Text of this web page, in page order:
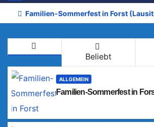
Familien-Sommerfest in Forst
Beliebt
ALLGEMEIN
Familien-Sommerfest in